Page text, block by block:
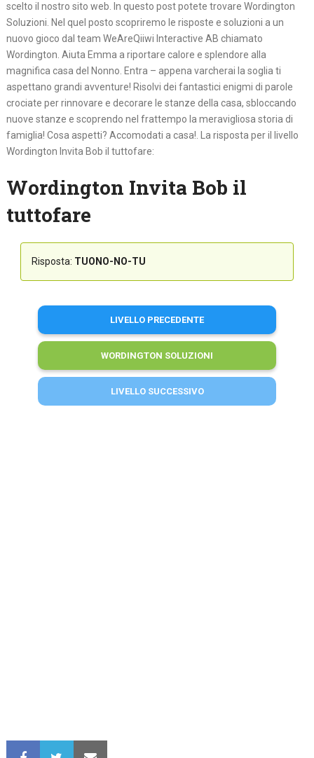
scelto il nostro sito web. In questo post potete trovare Wordington
Soluzioni. Nel quel posto scopriremo le risposte e soluzioni a un
nuovo gioco dal team WeAreQiiwi Interactive AB chiamato
Wordington. Aiuta Emma a riportare calore e splendore alla
magnifica casa del Nonno. Entra – appena varcherai la soglia ti
aspettano grandi avventure! Risolvi dei fantastici enigmi di parole
crociate per rinnovare e decorare le stanze della casa, sbloccando
nuove stanze e scoprendo nel frattempo la meravigliosa storia di
famiglia! Cosa aspetti? Accomodati a casa!. La risposta per il livello
Wordington Invita Bob il tuttofare:
Wordington Invita Bob il
tuttofare
Risposta: TUONO-NO-TU
LIVELLO PRECEDENTE
WORDINGTON SOLUZIONI
LIVELLO SUCCESSIVO